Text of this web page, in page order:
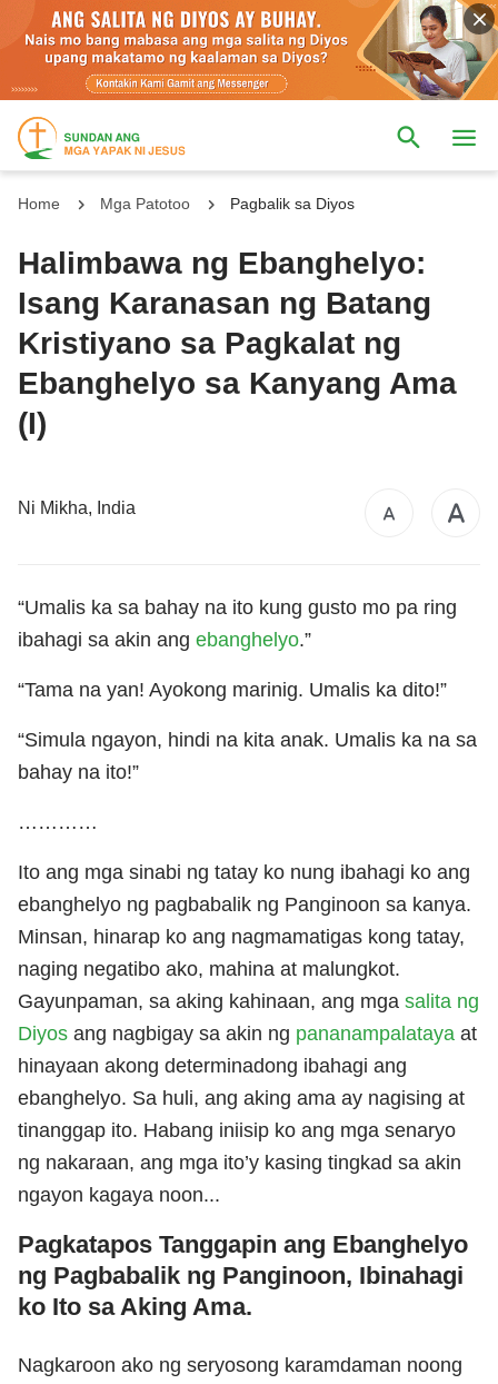
Home Mga Patotoo Pagbalik sa Diyos
Halimbawa ng Ebanghelyo:
Isang Karanasan ng Batang
Kristiyano sa Pagkalat ng
Ebanghelyo sa Kanyang Ama
(I)
Ni Mikha, India
“Umalis ka sa bahay na ito kung gusto mo pa ring
ibahagi sa akin ang ebanghelyo.”
“Tama na yan! Ayokong marinig. Umalis ka dito!”
“Simula ngayon, hindi na kita anak. Umalis ka na sa
bahay na ito!”
…………
Ito ang mga sinabi ng tatay ko nung ibahagi ko ang
ebanghelyo ng pagbabalik ng Panginoon sa kanya.
Minsan, hinarap ko ang nagmamatigas kong tatay,
naging negatibo ako, mahina at malungkot.
Gayunpaman, sa aking kahinaan, ang mga salita ng
Diyos ang nagbigay sa akin ng pananampalataya at
hinayaan akong determinadong ibahagi ang
ebanghelyo. Sa huli, ang aking ama ay nagising at
tinanggap ito. Habang iniisip ko ang mga senaryo
ng nakaraan, ang mga ito’y kasing tingkad sa akin
ngayon kagaya noon...
Pagkatapos Tanggapin ang Ebanghelyo
ng Pagbabalik ng Panginoon, Ibinahagi
ko Ito sa Aking Ama.
Nagkaroon ako ng seryosong karamdaman noong